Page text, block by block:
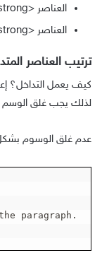
العناصر <strong>
العناصر <strong>
ترتيب العناصر
لذلك يجب غلق الوسم
عدم غلق الوسوم
paragraph.